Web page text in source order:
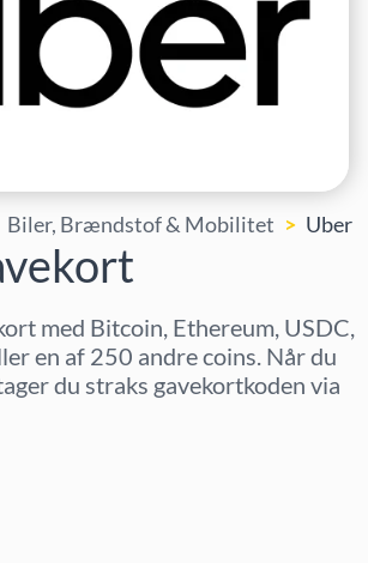
Biler, Brændstof & Mobilitet Uber
med Bitcoin, Ethereum, USDC,
en af 250 andre coins. Når du
du straks gavekortkoden via